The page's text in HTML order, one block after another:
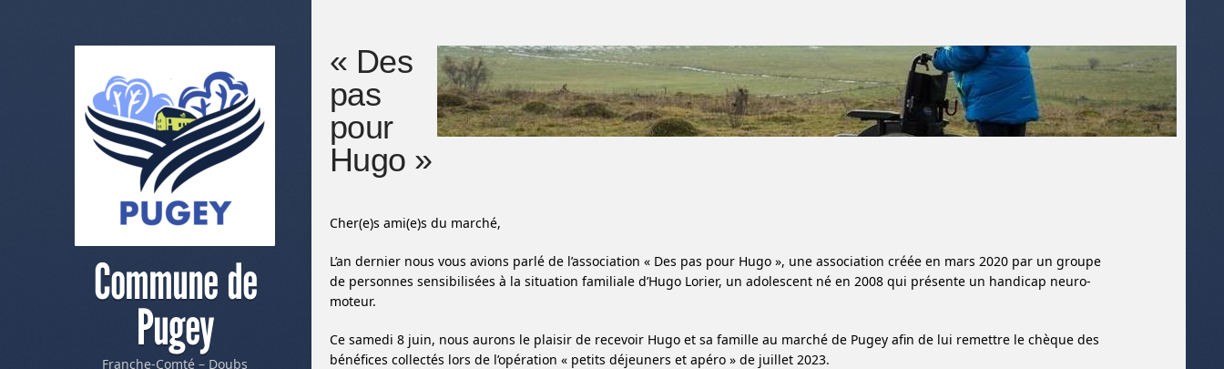
Commune de
Pugey
Franche-Comté – Doubs
« Des
pas
pour
Hugo »
Cher(e)s ami(e)s du marché,
L’an dernier nous vous avions parlé de l’association « Des pas pour Hugo », une association créée en mars 2020 par un groupe
de personnes sensibilisées à la situation familiale d’Hugo Lorier, un adolescent né en 2008 qui présente un handicap neuro-
moteur.
Ce samedi 8 juin, nous aurons le plaisir de recevoir Hugo et sa famille au marché de Pugey afin de lui remettre le chèque des
bénéfices collectés lors de l’opération « petits déjeuners et apéro » de juillet 2023.